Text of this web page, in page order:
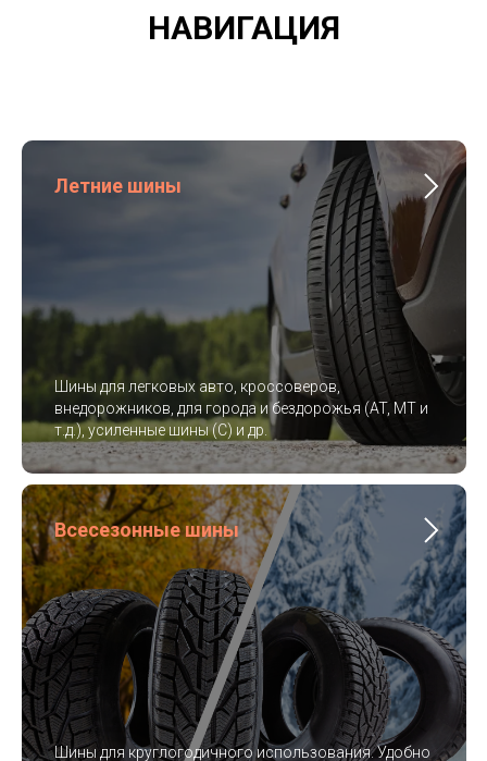
НАВИГАЦИЯ
Летние шины
Шины для легковых авто, кроссоверов,
внедорожников, для города и бездорожья (AT, MT и
т.д.), усиленные шины (C) и др.
Всесезонные шины
Шины для круглогодичного использования. Удобно